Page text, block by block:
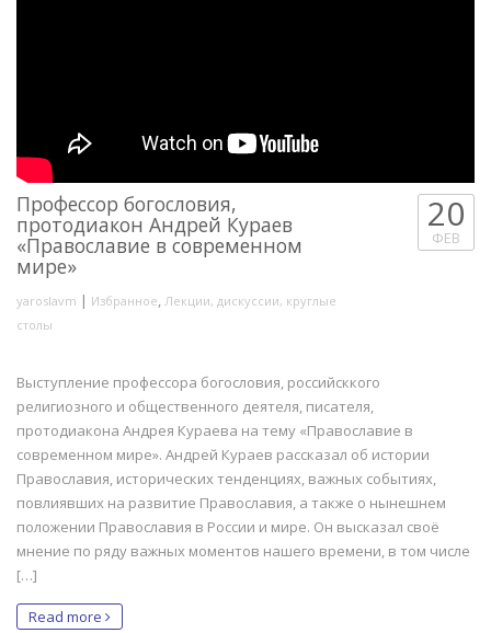
Профессор богословия,
протодиакон Андрей Кураев
«Православие в современном
мире»
yaroslavm | Избранное, Лекции, дискуссии, круглые
столы
20
ФЕВ
Выступление профессора богословия, российсккого
религиозного и общественного деятеля, писателя,
протодиакона Андрея Кураева на тему «Православие в
современном мире». Андрей Кураев рассказал об истории
Православия, исторических тенденциях, важных событиях,
повлиявших на развитие Православия, а также о нынешнем
положении Православия в России и мире. Он высказал своё
мнение по ряду важных моментов нашего времени, в том числе
[…]
Read more